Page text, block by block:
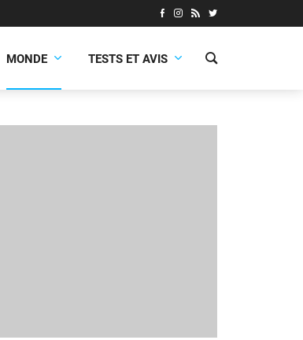
MONDE TESTS ET AVIS